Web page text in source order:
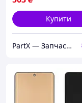
Купити
PartX — Запчастини для смартфонів